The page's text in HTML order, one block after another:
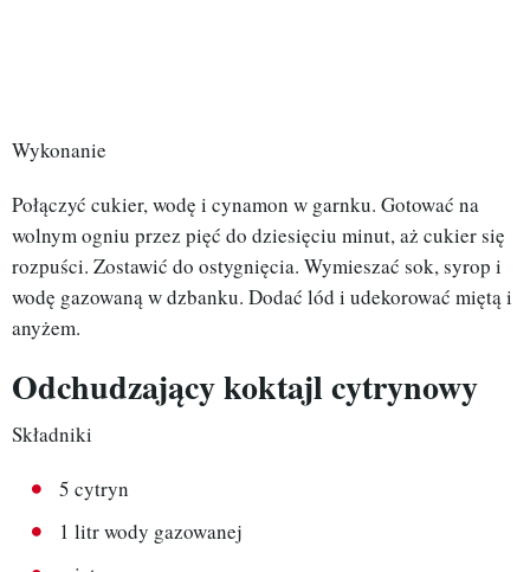
Wykonanie
Połączyć cukier, wodę i cynamon w garnku. Gotować na
wolnym ogniu przez pięć do dziesięciu minut, aż cukier się
rozpuści. Zostawić do ostygnięcia. Wymieszać sok, syrop i
wodę gazowaną w dzbanku. Dodać lód i udekorować miętą i
anyżem.
Odchudzający koktajl cytrynowy
Składniki
5 cytryn
1 litr wody gazowanej